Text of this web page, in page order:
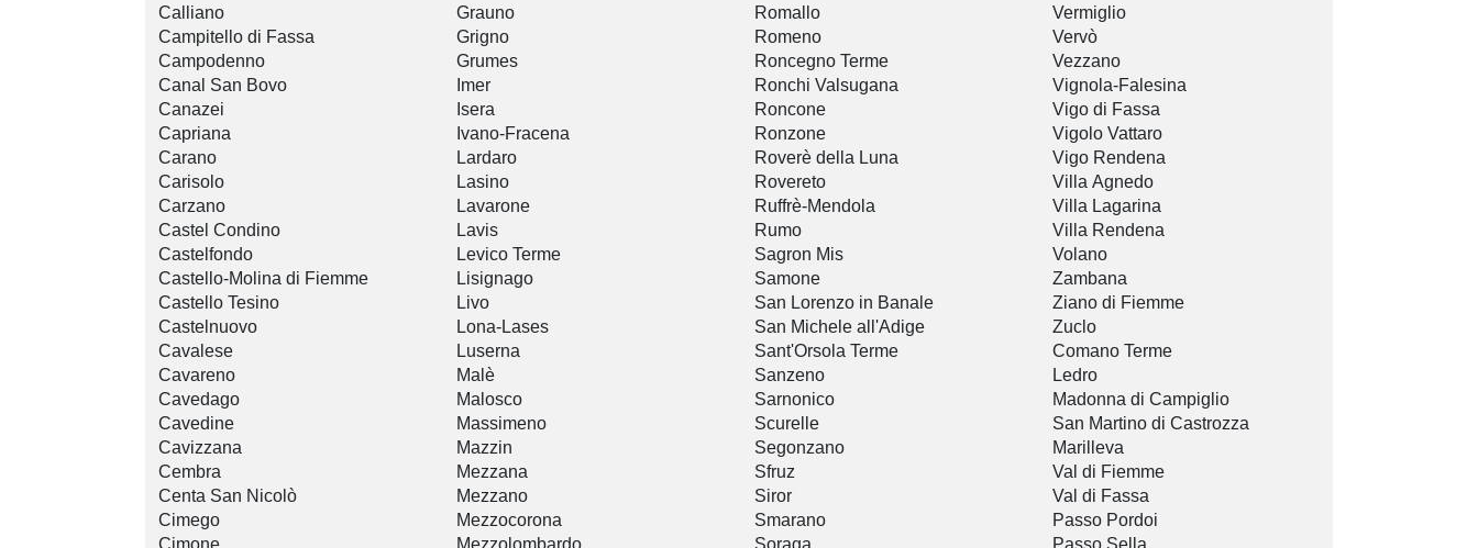
Calliano
Campitello di Fassa
Campodenno
Canal San Bovo
Canazei
Capriana
Carano
Carisolo
Carzano
Castel Condino
Castelfondo
Castello-Molina di Fiemme
Castello Tesino
Castelnuovo
Cavalese
Cavareno
Cavedago
Cavedine
Cavizzana
Cembra
Centa San Nicolò
Cimego
Grauno
Grigno
Grumes
Imer
Isera
Ivano-Fracena
Lardaro
Lasino
Lavarone
Lavis
Levico Terme
Lisignago
Livo
Lona-Lases
Luserna
Malè
Malosco
Massimeno
Mazzin
Mezzana
Mezzano
Mezzocorona
Romallo
Romeno
Roncegno Terme
Ronchi Valsugana
Roncone
Ronzone
Roverè della Luna
Rovereto
Ruffrè-Mendola
Rumo
Sagron Mis
Samone
San Lorenzo in Banale
San Michele all'Adige
Sant'Orsola Terme
Sanzeno
Sarnonico
Scurelle
Segonzano
Sfruz
Siror
Smarano
Vermiglio
Vervò
Vezzano
Vignola-Falesina
Vigo di Fassa
Vigolo Vattaro
Vigo Rendena
Villa Agnedo
Villa Lagarina
Villa Rendena
Volano
Zambana
Ziano di Fiemme
Zuclo
Comano Terme
Ledro
Madonna di Campiglio
San Martino di Castrozza
Marilleva
Val di Fiemme
Val di Fassa
Passo Pordoi